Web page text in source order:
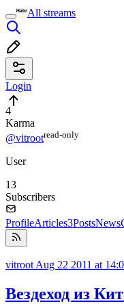
All streams
Login
4
Karma
@vitrootread⁠-⁠only
User
13
Subscribers
ProfileArticles3PostsNews
vitroot Aug 22 2011 at
Вездеход из